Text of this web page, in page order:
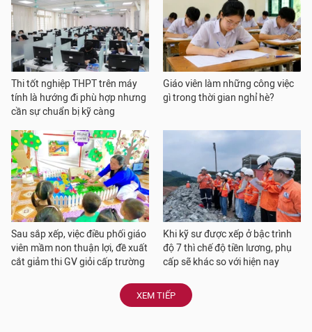
Thi tốt nghiệp THPT trên máy
tính là hướng đi phù hợp nhưng
cần sự chuẩn bị kỹ càng
Giáo viên làm những công việc
gì trong thời gian nghỉ hè?
Sau sắp xếp, việc điều phối giáo
viên mầm non thuận lợi, đề xuất
cắt giảm thi GV giỏi cấp trường
Khi kỹ sư được xếp ở bậc trình
độ 7 thì chế độ tiền lương, phụ
cấp sẽ khác so với hiện nay
XEM TIẾP